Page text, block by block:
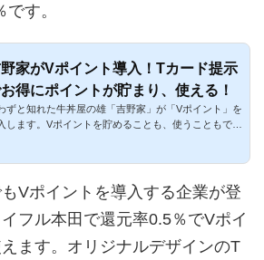
す。
家がVポイント導入！Tカード提示
得にポイントが貯まり、使える！
ずと知れた牛丼屋の雄「吉野家」が「Vポイント」を
します。Vポイントを貯めることも、使うこともでき
Vポイントを導入する企業が登
フル本田で還元率0.5％でVポイ
ます。オリジナルデザインのT